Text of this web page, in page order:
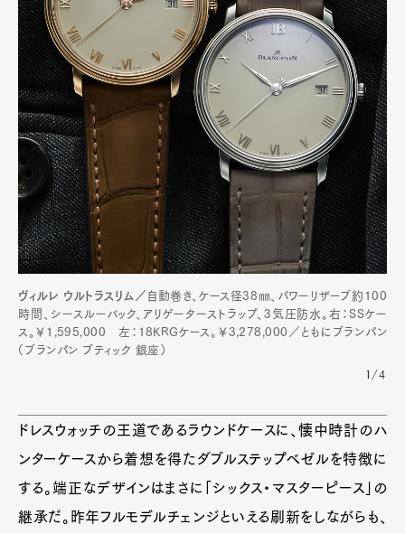
ヴィルレ ウルトラスリム／ 自動巻き、ケース径38㎜、パワーリザーブ約100
時間、シースルーバック、アリゲーターストラップ、3気圧防水。右：SSケー
ス。￥1,595,000 左：18KRGケース。￥3,278,000／ともにブランパン
（ブランパン ブティック 銀座）
1/4
ドレスウォッチの王道であるラウンドケースに、懐中時計のハ
ンターケースから着想を得たダブルステップベゼルを特徴に
する。端正なデザインはまさに「シックス・マスターピース」の
継承だ。昨年フルモデルチェンジといえる刷新をしながらも、